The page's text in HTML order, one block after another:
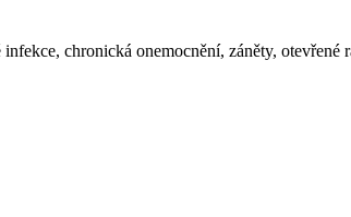
chronická onemocnění, záněty,